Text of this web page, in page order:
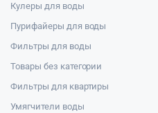
Кулеры для воды
Пурифайеры для воды
Фильтры для воды
Товары без категории
Фильтры для квартиры
Умягчители воды